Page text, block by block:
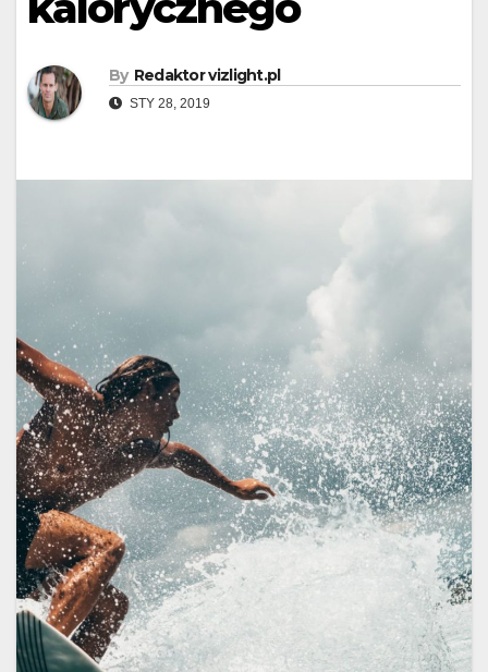
By Redaktor vizlight.pl
STY 28, 2019